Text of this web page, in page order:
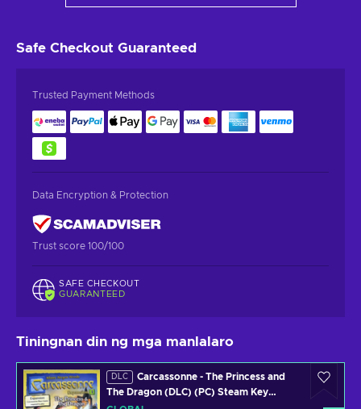
Safe Checkout Guaranteed
Trusted Payment Methods
Data Encryption & Protection
Trust score 100/100
SAFE CHECKOUT
GUARANTEED
Tiningnan din ng mga manlalaro
DLC
Carcassonne - The Princess and
The Dragon (DLC) (PC) Steam Key
GLOBAL